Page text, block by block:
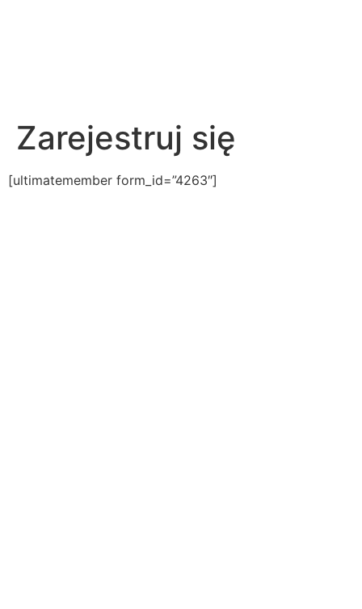
Zarejestruj się
[ultimatemember form_id=”4263″]